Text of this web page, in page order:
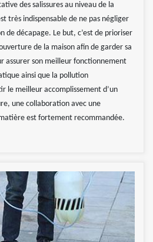
des salissures au niveau de la
très indispensable de ne pas négliger
de décapage. Le but, c’est de prioriser
de la maison afin de garder sa
assurer son meilleur fonctionnement
ainsi que la pollution
le meilleur accomplissement d’un
une collaboration avec une
est fortement recommandée.